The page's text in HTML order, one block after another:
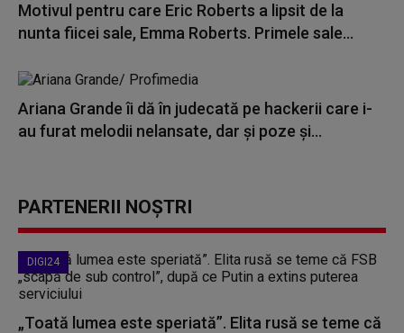
Motivul pentru care Eric Roberts a lipsit de la
nunta fiicei sale, Emma Roberts. Primele sale...
Ariana Grande îi dă în judecată pe hackerii care i-
au furat melodii nelansate, dar și poze și...
PARTENERII NOȘTRI
DIGI24
„Toată lumea este speriată”. Elita rusă se teme că